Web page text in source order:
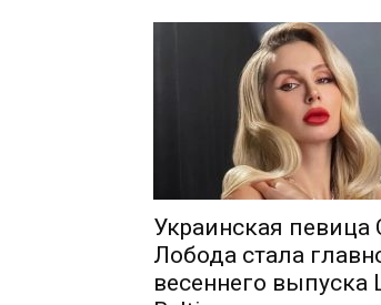
Украинская певица
Лобода стала
весеннего выпуска